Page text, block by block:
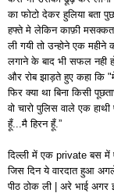
का फोटो देकर हुलिया बता
हफ्ते मे लेकिन काफ़ी मसक्कत
ली गयी तो उन्होने एक
लगाने के बाद भी सफल नही
और रोब झाड़ते हुए कहा कि "
फिर क्या था बिना किसी
वो चारो पुलिस वाले एक
हूँ...मै हिरन हूँ.”
दिल्ली में एक privateबस में
जिस दिन ये वारदात हुआ
पीठ ठोक ली
अरे भाई अगर